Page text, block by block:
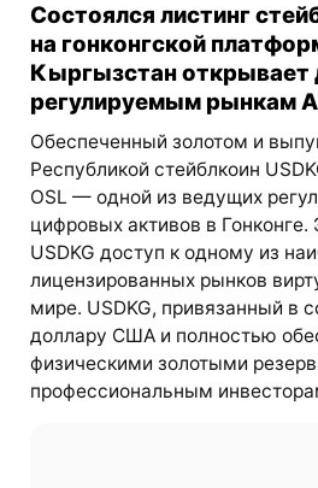
Состоялся листинг
на гонконгской
Кыргызстан открывает
регулируемым рынкам
Обеспеченный золотом и
Республикой стейблкоин
OSL — одной из ведущих
цифровых активов в Гонконге.
USDKG доступ к одному из
лицензированных рынков
мире. USDKG, привязанный в
доллару США и полностью
физическими золотыми
профессиональным